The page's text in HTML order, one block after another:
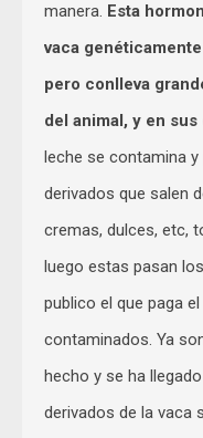
manera. Esta
vaca
pero conlleva
del animal, y en
leche se contamina
derivados que salen
cremas, dulces, etc,
luego estas pasan
publico el que paga
contaminados. Ya
hecho y se ha
derivados de la vaca